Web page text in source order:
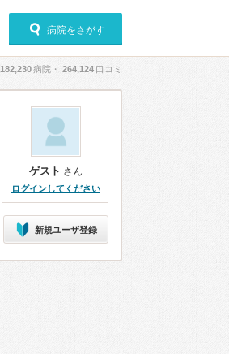
病院をさがす
182,230病院・ 264,124 口コミ
ゲスト さん
ログインしてください
新規ユーザ登録